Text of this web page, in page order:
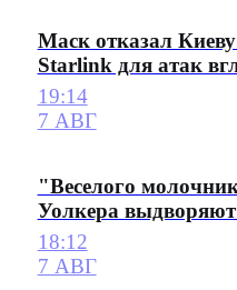
Маск отказал
Starlink для атак
19:14
7 АВГ
"Веселого
Уолкера выдворяют
18:12
7 АВГ